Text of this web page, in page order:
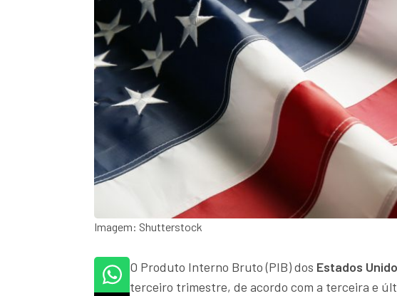
Imagem: Shutterstock
O Produto Interno Bruto (PIB) dos Estados
terceiro trimestre, de acordo com a terceira e